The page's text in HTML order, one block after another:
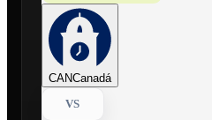
CANCanadá
VS